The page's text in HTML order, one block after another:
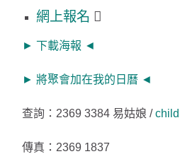
網上報名
► 下載海報 ◄
► 將聚會加在我的日曆 ◄
查詢：2369 3384 易姑娘 /
傳真：2369 1837